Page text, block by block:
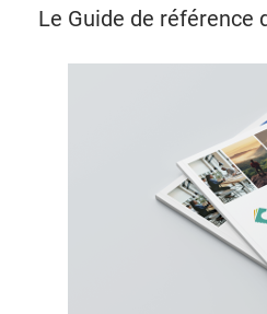
Le Guide de référence